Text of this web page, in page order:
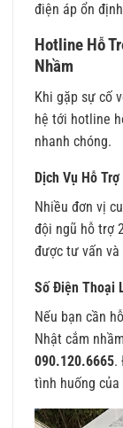
điện áp ổn
Hotline Hỗ
Nhầm
Khi gặp sự cố
hệ tới hotline
nhanh chóng.
Dịch Vụ Hỗ
Nhiều đơn vị
đội ngũ hỗ trợ
được tư vấn
Số Điện Thoại
Nếu bạn cần
Nhật cắm
090.120.6665.
tình huống